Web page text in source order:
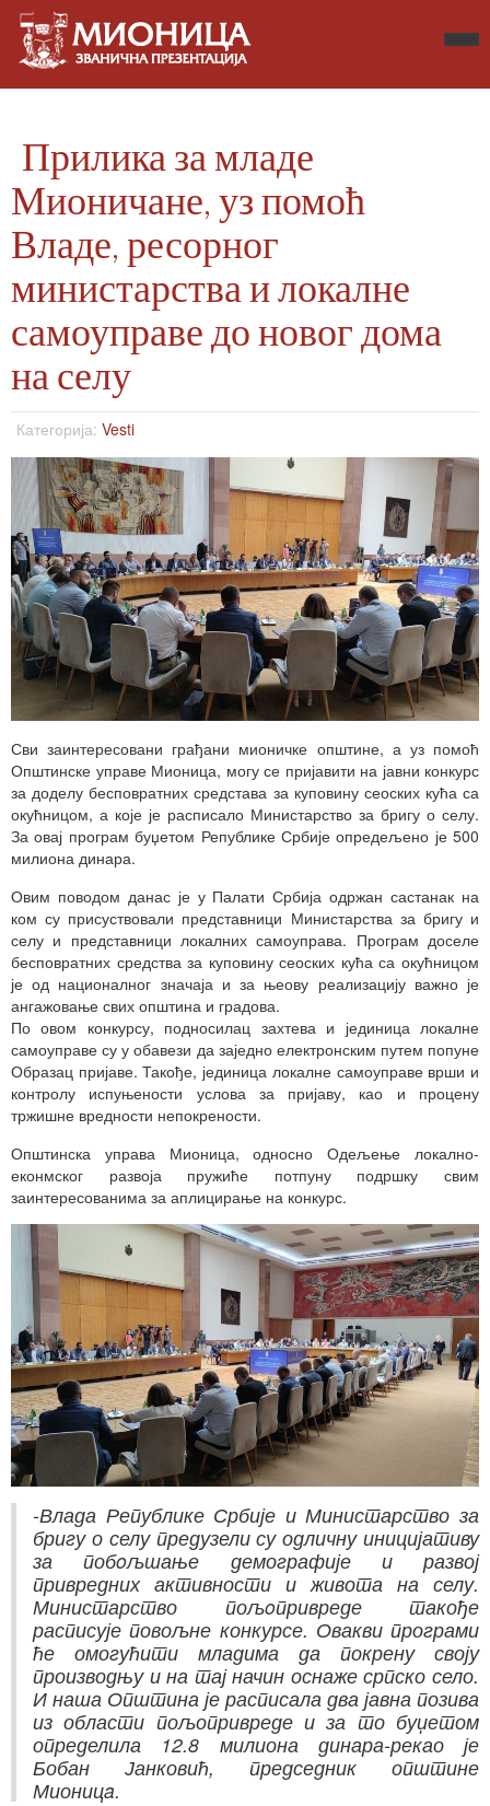
Прилика за младе
Мионичане, уз помоћ
Владе, ресорног
министарства и локалне
самоуправе до новог дома
на селу
Категорија: Vesti
Сви заинтересовани грађани мионичке општине, а уз помоћ
Општинске управе Мионица, могу се пријавити на јавни конкурс
за доделу бесповратних средстава за куповину сеоских кућа са
окућницом, а које је расписало Министарство за бригу о селу.
За овај програм буџетом Републике Србије опредељено је 500
милиона динара.
Овим поводом данас је у Палати Србија одржан састанак на
ком су присуствовали представници Министарства за бригу и
селу и представници локалних самоуправа. Програм доселе
бесповратних средства за куповину сеоских кућа са окућницом
је од националног значаја и за њеову реализацију важно је
ангажовање свих општина и градова.
По овом конкурсу, подносилац захтева и јединица локалне
самоуправе су у обавези да заједно електронским путем попуне
Образац пријаве. Такође, јединица локалне самоуправе врши и
контролу испуњености услова за пријаву, као и процену
тржишне вредности непокрености.
Општинска управа Мионица, односно Одељење локално-
еконмског развоја пружиће потпуну подршку свим
заинтересованима за аплицирање на конкурс.
-Влада Републике Србије и Министарство за
бригу о селу предузели су одличну иницијативу
за побoљшање демографије и развој
привредних активности и живота на селу.
Министарство пољoпривреде такође
расписује повољне конкурсе. Овакви програми
ће омогућити младима да покрену своју
производњу и на тај начин оснаже српско село.
И наша Општина је расписала два јавна позива
из области пољопривреде и за то буџетом
определила 12.8 милиона динара-рекао је
Бобан Јанковић, председник општине
Мионицa.